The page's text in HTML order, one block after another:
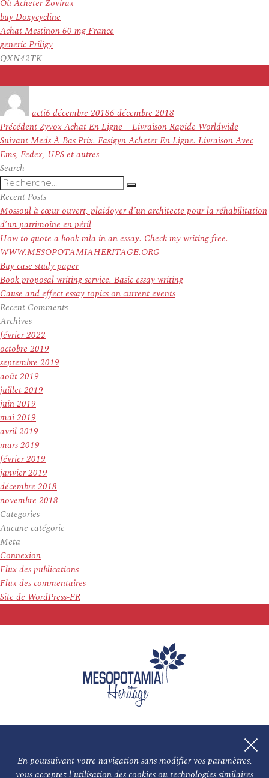
En poursuivant votre navigation sans modifier vos paramètres,
vous acceptez l'utilisation des cookies ou technologies similaires
Où Acheter Zovirax
buy Doxycycline
Achat Mestinon 60 mg France
generic Priligy
QXN42TK
actile
6 décembre 20186 décembre 2018
Navigation
de
l’article
PrécédentArticle
précédent :
Zyvox Achat En Ligne – Livraison Rapide Worldwide
SuivantArticle
suivant :
Meds À Bas Prix. Fasigyn Acheter En Ligne. Livraison Avec
Ems, Fedex, UPS et autres
Search
Recherche
pour
:
Recherche
Recent Posts
Mossoul à cœur ouvert, plaidoyer d’un architecte pour la réhabilitation
d’un patrimoine en péril
How to quote a book mla in an essay. Check my writing free.
WWW.MESOPOTAMIAHERITAGE.ORG
Buy case study paper
Book proposal writing service. Basic essay writing
Cause and effect essay topics on current events
Recent Comments
Archives
février 2022
octobre 2019
septembre 2019
août 2019
juillet 2019
juin 2019
mai 2019
avril 2019
mars 2019
février 2019
janvier 2019
décembre 2018
novembre 2018
Categories
Aucune catégorie
Meta
Connexion
Flux des publications
Flux des commentaires
Site de WordPress-FR